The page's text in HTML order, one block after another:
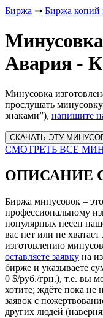
Биржа ➝ Биржа копий
Авария -
Минусовка
прослушать
знаками”), напишите
Website
URL
СМОТРЕТЬ ВСЕ
ОПИСАНИЕ
Биржа минусовок –
профессиональному
популярных песен
вас нет или не
изготовлению
оставляете заявку на
бирже и указываете
0 $/руб./грн.), т.е. вы
хотите; ждёте пока не
заявок с
других людей